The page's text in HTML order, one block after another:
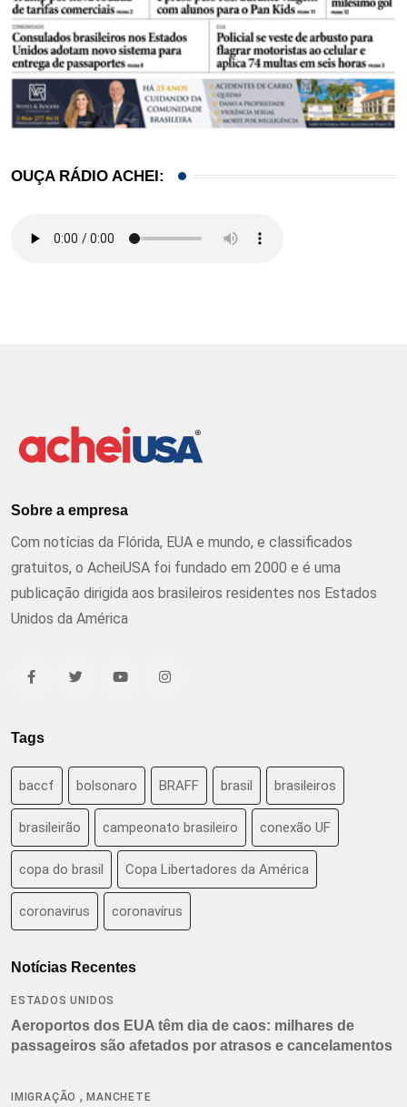
OUÇA RÁDIO ACHEI:
Sobre a empresa
Com notícias da Flórida, EUA e mundo, e classificados
gratuitos, o AcheiUSA foi fundado em 2000 e é uma
publicação dirigida aos brasileiros residentes nos Estados
Unidos da América
Tags
baccf bolsonaro BRAFF brasil brasileiros
brasileirão campeonato brasileiro conexão UF
copa do brasil Copa Libertadores da América
coronavirus coronavírus
Notícias Recentes
ESTADOS UNIDOS
Aeroportos dos EUA têm dia de caos: milhares de
passageiros são afetados por atrasos e cancelamentos
IMIGRAÇÃO ,MANCHETE